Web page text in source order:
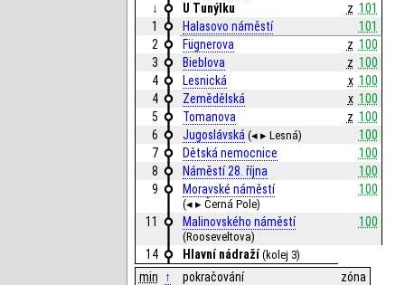
↓
U Tunýlku z 101
1
Halasovo náměstí
101
2
Fügnerova z 100
3
Bieblova z 100
4
Lesnická x 100
4
Zemědělská x 100
5
Tomanova z 100
6
Jugoslávská (◂ ▸ Lesná)
100
7
Dětská nemocnice
100
8
Náměstí 28. října
100
9
Moravské náměstí
(◂ ▸ Černá Pole)
100
11 Malinovského náměstí
(Rooseveltova)
100
14 Hlavní nádraží (kolej 3)
min ↑ pokračování
zóna